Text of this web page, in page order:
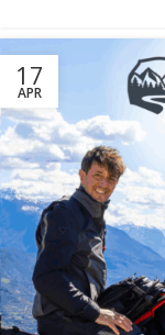
17
APR